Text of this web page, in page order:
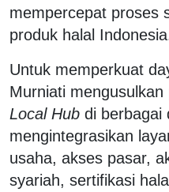
mempercepat proses
produk halal
Untuk memperkuat
Murniati mengusulkan
Local Hub di berbagai
mengintegrasikan
usaha, akses pasar,
syariah, sertifikasi